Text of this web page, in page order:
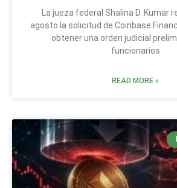
La jueza federal Shalina D. Kumar
agosto la solicitud de Coinbase
obtener una orden judicial
funcionarios
READ MORE »